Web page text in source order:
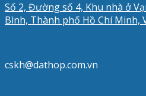
Số 2, Đường số 4, Khu nhà ở
Bình, Thành phố Hồ Chí Minh,
cskh@dathop.com.vn